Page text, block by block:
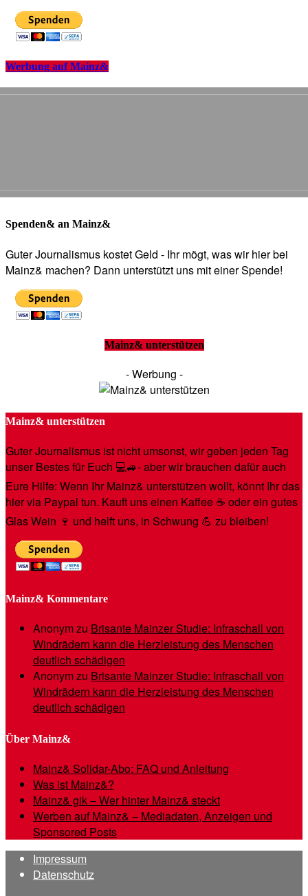
Werbung auf Mainz&
Spenden& an Mainz&
Guter Journalismus kostet Geld - Ihr mögt, was wir hier bei
Mainz& machen? Dann unterstützt uns mit einer Spende!
Mainz& unterstützen
- Werbung -
Mainz& unterstützen
Guter Journalismus ist nicht umsonst, wir geben jeden Tag
unser Bestes für Euch 💻🚙- aber wir brauchen dafür auch
Eure Hilfe: Wenn Ihr Mainz& unterstützen wollt, könnt Ihr das
hier via Paypal tun. Kauft uns einen Kaffee ☕️ oder ein gutes
Glas Wein 🍷 und helft uns, in Schwung 💪 zu bleiben!
Mainz& Kommentare
Anonymzu Brisante Mainzer Studie: Infraschall von
Windrädern kann die Herzleistung des Menschen
deutlich schädigen
Anonymzu Brisante Mainzer Studie: Infraschall von
Windrädern kann die Herzleistung des Menschen
deutlich schädigen
Über Mainz&
Mainz& Solidar-Abo: FAQ und Anleitung
Was ist Mainz&?
Mainz& gik – Wer hinter Mainz& steckt
Werben auf Mainz& – Mediadaten, Anzeigen und
Sponsored Posts
Impressum
Datenschutz